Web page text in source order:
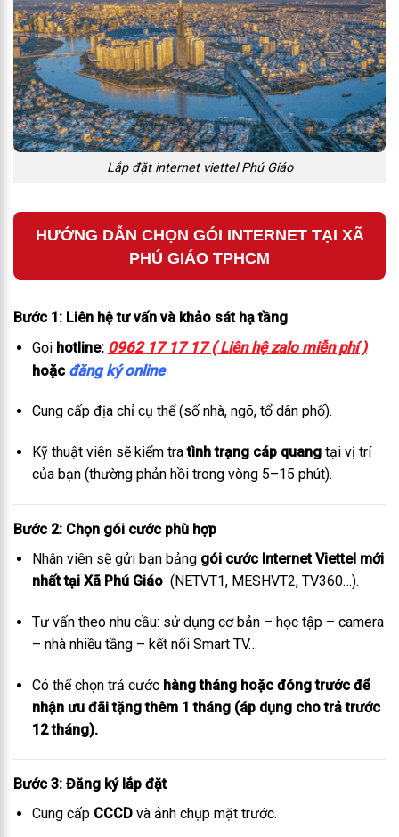
Lắp đặt internet viettel Phú Giáo
HƯỚNG DẪN CHỌN GÓI INTERNET TẠI XÃ
PHÚ GIÁO TPHCM
Bước 1: Liên hệ tư vấn và khảo sát hạ tầng
Gọi hotline: 0962 17 17 17 ( Liên hệ zalo miễn phí )
hoặc đăng ký online
Cung cấp địa chỉ cụ thể (số nhà, ngõ, tổ dân phố).
Kỹ thuật viên sẽ kiểm tratình trạng cáp quangtại vị trí
của bạn (thường phản hồi trong vòng 5–15 phút).
Bước 2: Chọn gói cước phù hợp
Nhân viên sẽ gửi bạn bảng gói cước Internet Viettel mới
nhất tại Xã Phú Giáo (NETVT1, MESHVT2, TV360…).
Tư vấn theo nhu cầu: sử dụng cơ bản – học tập – camera
– nhà nhiều tầng – kết nối Smart TV…
Có thể chọn trả cước hàng tháng hoặc đóng trước để
nhận ưu đãi tặng thêm 1 tháng (áp dụng cho trả trước
12 tháng).
Bước 3: Đăng ký lắp đặt
Cung cấp CCCDvà ảnh chụp mặt trước.